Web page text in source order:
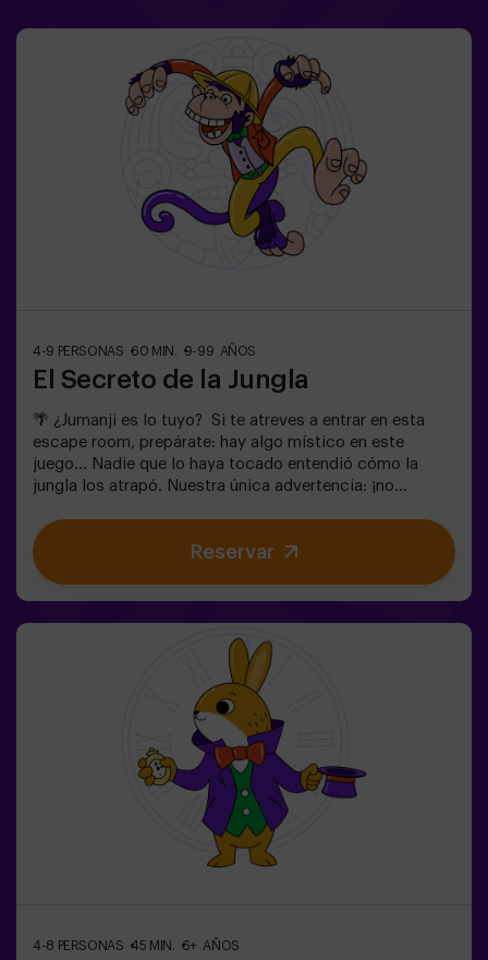
4-9 PERSONAS 60 MIN. 9-99 AÑOS
El Secreto de la Jungla
🌴 ¿Jumanji es lo tuyo? Si te atreves a entrar en esta
escape room, prepárate: hay algo místico en este
juego... Nadie que lo haya tocado entendió cómo la
jungla los atrapó. Nuestra única advertencia: ¡no
¿Realmente creíais que sería fácil escapar? 🐒
Necesitamos un equipo con valor para encontrar la caja
del juego y volver a encerrar a este mundo mágico en su
planes con amigos | adolescentes | familias | fiestas
infantiles❗Si todos jugadores del equipo son menores o
igual de 14 años deberán entrar al menos con 1 adulto,
pero recomendamos entrar acompañados de un monitor
(consúltanos las condiciones).🧩 Es una sala de
dificultad alta pero si incluyes las palabras MODO EASY
en tu reserva, podremos añadir pistas adicionales para
que bajar el nivel de dificultad.
Reservar
4-8 PERSONAS 45 MIN. 6+ AÑOS